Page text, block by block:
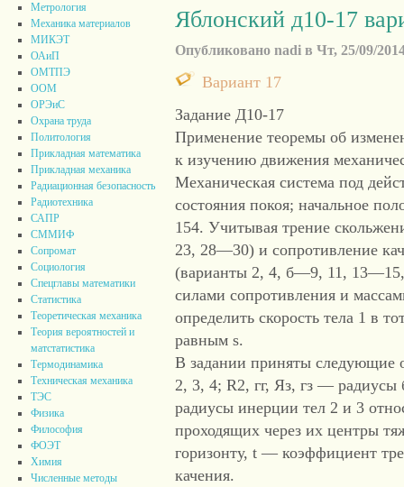
Метрология
Механика материалов
МИКЭТ
ОАиП
ОМТПЭ
ООМ
ОРЭиС
Охрана труда
Политология
Прикладная математика
Прикладная механика
Радиационная безопасность
Радиотехника
САПР
СММИФ
Сопромат
Социология
Спецглавы математики
Статистика
Теоретическая механика
Теория вероятностей и
матстатистика
Термодинамика
Техническая механика
ТЭС
Физика
Философия
ФОЭТ
Химия
Численные методы
Яблонский д10-17
Опубликовано nadi в Чт, 25/09/
Вариант 17
Задание Д10-17
Применение теоремы об
к изучению движения
Механическая система под
состояния покоя; начальное
154. Учитывая трение
23, 28—30) и сопротивление
(варианты 2, 4, б—9, 11, 13—15,
силами сопротивления и
определить скорость тела 1 в
равным s.
В задании приняты следующие
2, 3, 4; R2, гг, Яз, гз —
радиусы инерции тел 2 и 3
проходящих через их центры
горизонту, t — коэффициент
качения.